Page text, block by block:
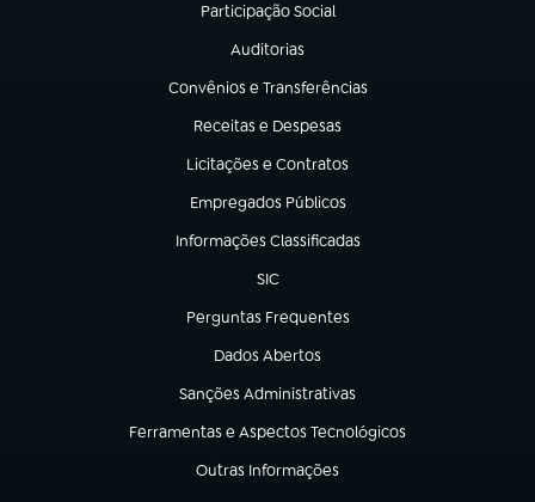
Participação Social
(abre em nova aba)
Auditorias
(abre em nova aba)
Convênios e Transferências
(abre em nova aba)
Receitas e Despesas
(abre em nova aba)
Licitações e Contratos
(abre em nova aba)
Empregados Públicos
(abre em nova aba)
Informações Classificadas
(abre em nova aba)
SIC
(abre em nova aba)
Perguntas Frequentes
(abre em nova aba)
Dados Abertos
(abre em nova aba)
Sanções Administrativas
(abre em nova aba)
Ferramentas e Aspectos Tecnológicos
(abre em nova aba)
Outras Informações
(abre em nova aba)